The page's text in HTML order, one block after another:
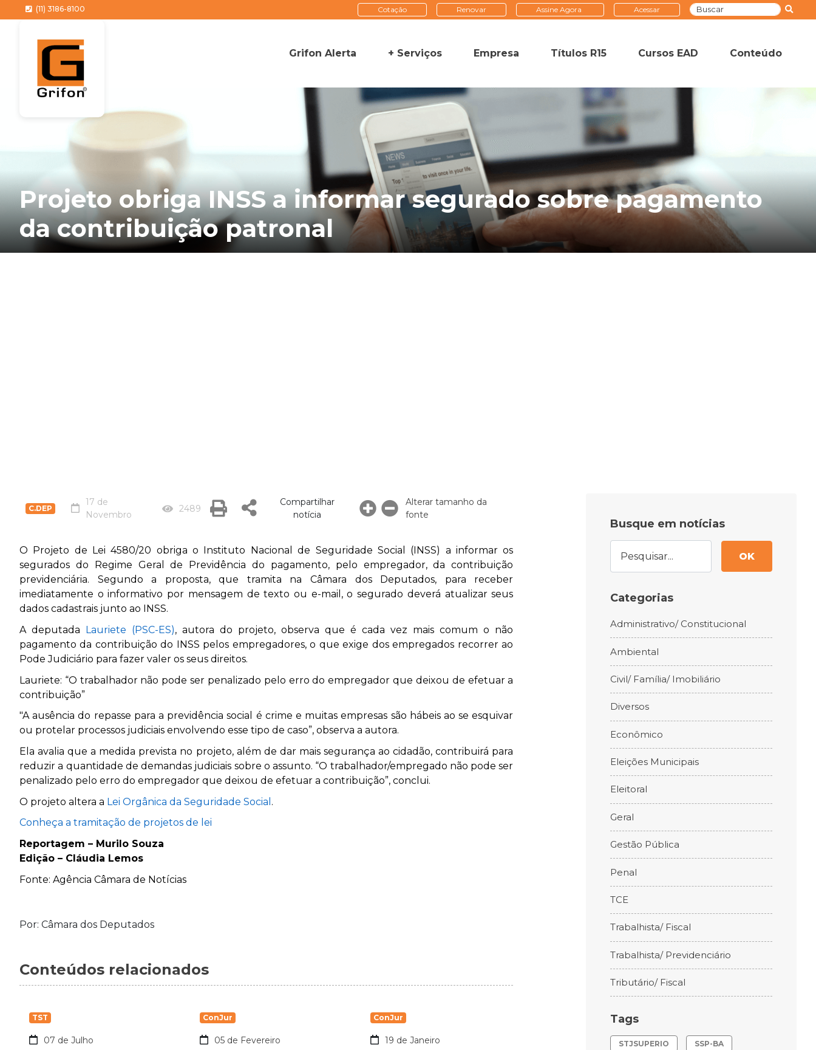
(11) 3186-8100 Cotação Renovar Assine Agora Acessar
Grifon Alerta + Serviços Empresa Títulos R15 Cursos EAD Conteúdo
Projeto obriga INSS a informar segurado sobre pagamento
da contribuição patronal
C.DEP
17 de
Novembro
2489
Compartilhar
notícia
Alterar tamanho da
fonte
O Projeto de Lei 4580/20 obriga o Instituto Nacional de Seguridade Social (INSS) a informar os
segurados do Regime Geral de Previdência do pagamento, pelo empregador, da contribuição
previdenciária. Segundo a proposta, que tramita na Câmara dos Deputados, para receber
imediatamente o informativo por mensagem de texto ou e-mail, o segurado deverá atualizar seus
dados cadastrais junto ao INSS.
A deputada Lauriete (PSC-ES), autora do projeto, observa que é cada vez mais comum o não
pagamento da contribuição do INSS pelos empregadores, o que exige dos empregados recorrer ao
Pode Judiciário para fazer valer os seus direitos.
Lauriete: “O trabalhador não pode ser penalizado pelo erro do empregador que deixou de efetuar a
contribuição”
"A ausência do repasse para a previdência social é crime e muitas empresas são hábeis ao se esquivar
ou protelar processos judiciais envolvendo esse tipo de caso”, observa a autora.
Ela avalia que a medida prevista no projeto, além de dar mais segurança ao cidadão, contribuirá para
reduzir a quantidade de demandas judiciais sobre o assunto. “O trabalhador/empregado não pode ser
penalizado pelo erro do empregador que deixou de efetuar a contribuição”, conclui.
O projeto altera a Lei Orgânica da Seguridade Social .
Conheça a tramitação de projetos de lei
Reportagem – Murilo Souza
Edição – Cláudia Lemos
Fonte: Agência Câmara de Notícias
Por: Câmara dos Deputados
Conteúdos relacionados
TST
07 de Julho
ConJur
05 de Fevereiro
ConJur
19 de Janeiro
Busque em notícias
OK
Categorias
Administrativo/ Constitucional
Ambiental
Civil/ Família/ Imobiliário
Diversos
Econômico
Eleições Municipais
Eleitoral
Geral
Gestão Pública
Penal
TCE
Trabalhista/ Fiscal
Trabalhista/ Previdenciário
Tributário/ Fiscal
Tags
STJSUPERIO SSP-BA